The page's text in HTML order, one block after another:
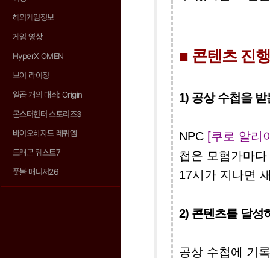
해외게임정보
게임 영상
HyperX OMEN
브이 라이징
일곱 개의 대죄: Origin
몬스터헌터 스토리즈3
바이오하자드 레퀴엠
드래곤 퀘스트7
풋볼 매니저26
■ 콘텐츠 진
1) 공상 수첩을 받
NPC [쿠로 알리
첩은 모험가마
17시가 지나면
2) 콘텐츠를 달성
공상 수첩에 기